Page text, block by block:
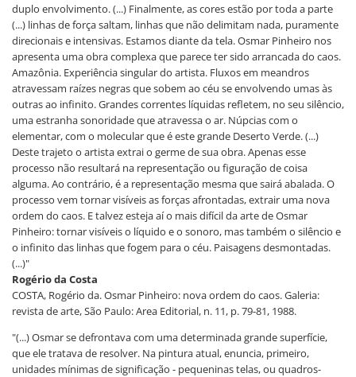
duplo envolvimento. (...) Finalmente, as cores estão por toda a parte
(...) linhas de força saltam, linhas que não delimitam nada, puramente
direcionais e intensivas. Estamos diante da tela. Osmar Pinheiro nos
apresenta uma obra complexa que parece ter sido arrancada do caos.
Amazônia. Experiência singular do artista. Fluxos em meandros
atravessam raízes negras que sobem ao céu se envolvendo umas às
outras ao infinito. Grandes correntes líquidas refletem, no seu silêncio,
uma estranha sonoridade que atravessa o ar. Núpcias com o
elementar, com o molecular que é este grande Deserto Verde. (...)
Deste trajeto o artista extrai o germe de sua obra. Apenas esse
processo não resultará na representação ou figuração de coisa
alguma. Ao contrário, é a representação mesma que sairá abalada. O
processo vem tornar visíveis as forças afrontadas, extrair uma nova
ordem do caos. E talvez esteja aí o mais difícil da arte de Osmar
Pinheiro: tornar visíveis o líquido e o sonoro, mas também o silêncio e
o infinito das linhas que fogem para o céu. Paisagens desmontadas.
(...)"
Rogério da Costa
COSTA, Rogério da. Osmar Pinheiro: nova ordem do caos. Galeria:
revista de arte, São Paulo: Area Editorial, n. 11, p. 79-81, 1988.
"(...) Osmar se defrontava com uma determinada grande superfície,
que ele tratava de resolver. Na pintura atual, enuncia, primeiro,
unidades mínimas de significação - pequeninas telas, ou quadros-